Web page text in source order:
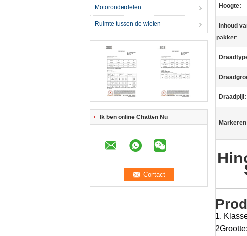
Motoronderdelen
Ruimte tussen de wielen
Ik ben online Chatten Nu
Hoogte:
Inhoud
pakket:
Draadpijl:
Markeren:
1.